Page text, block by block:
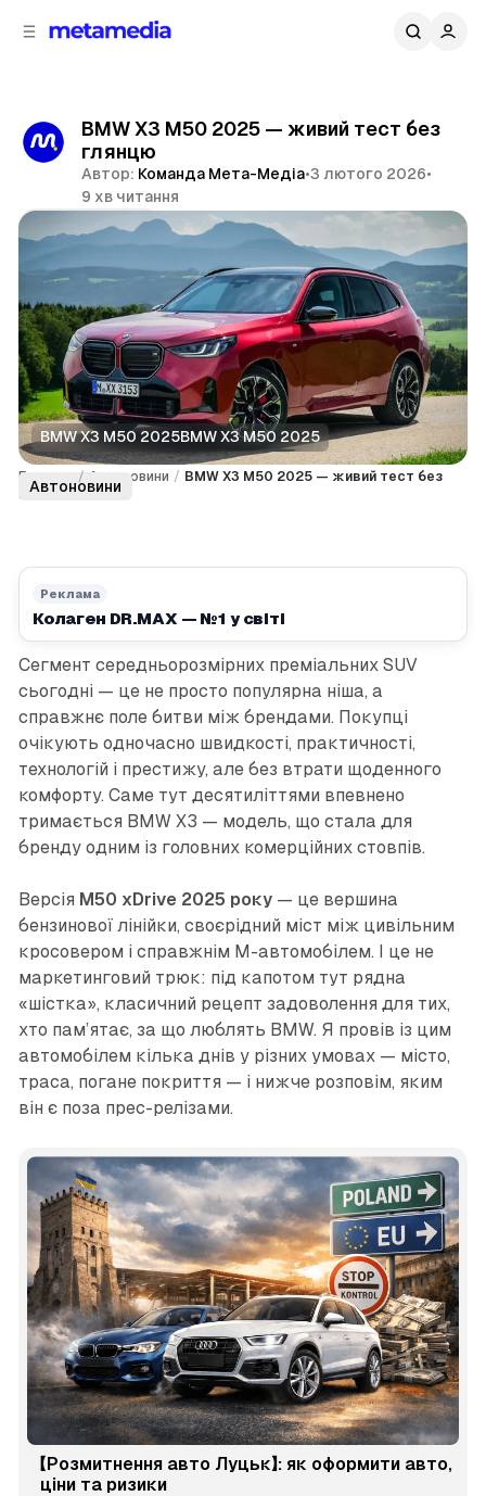
BMW X3 M50 2025 — живий тест без
глянцю
Автор: Команда Мета-Медіа•3 лютого 2026•
9 хв читання
Поділитися
BMW X3 M50 2025BMW X3 M50 2025
Головна / Автоновини / BMW X3 M50 2025 — живий тест без
глянцю
Реклама
Колаген DR.MAX — №1 у світі
Автоновини
Сегмент середньорозмірних преміальних SUV
сьогодні — це не просто популярна ніша, а
справжнє поле битви між брендами. Покупці
очікують одночасно швидкості, практичності,
технологій і престижу, але без втрати щоденного
комфорту. Саме тут десятиліттями впевнено
тримається BMW X3 — модель, що стала для
бренду одним із головних комерційних стовпів.
Версія M50 xDrive 2025 року— це вершина
бензинової лінійки, своєрідний міст між цивільним
кросовером і справжнім M-автомобілем. І це не
маркетинговий трюк: під капотом тут рядна
«шістка», класичний рецепт задоволення для тих,
хто пам’ятає, за що люблять BMW. Я провів із цим
автомобілем кілька днів у різних умовах — місто,
траса, погане покриття — і нижче розповім, яким
він є поза прес-релізами.
【Розмитнення авто Луцьк】: як оформити авто,
ціни та ризики